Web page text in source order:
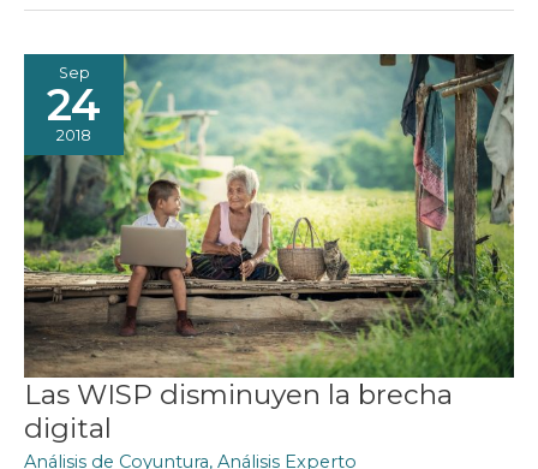
CIBER
Sep
24
2018
Las WISP disminuyen la brecha
digital
Análisis de Coyuntura, Análisis Experto